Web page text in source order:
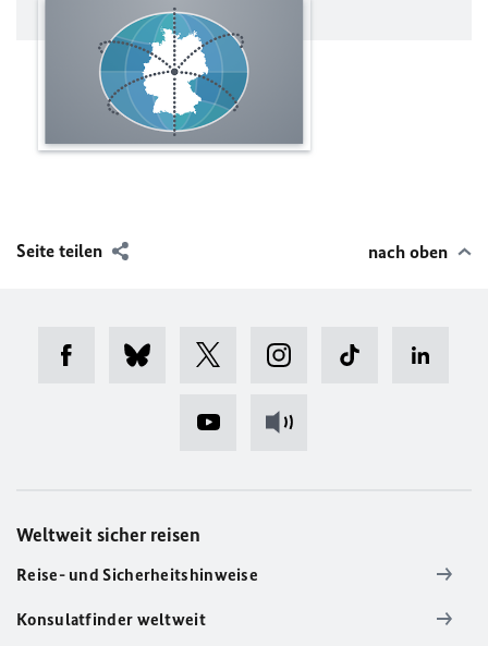
Seite teilen nach oben
Weltweit sicher reisen
Reise- und Sicherheitshinweise
Konsulatfinder weltweit